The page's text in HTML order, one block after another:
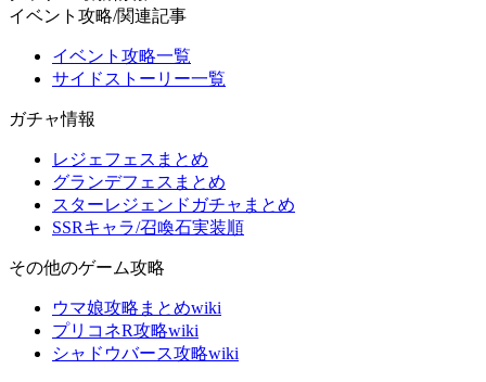
イベント攻略/関連記事
イベント攻略一覧
サイドストーリー一覧
ガチャ情報
レジェフェスまとめ
グランデフェスまとめ
スターレジェンドガチャまとめ
SSRキャラ/召喚石実装順
その他のゲーム攻略
ウマ娘攻略まとめwiki
プリコネR攻略wiki
シャドウバース攻略wiki